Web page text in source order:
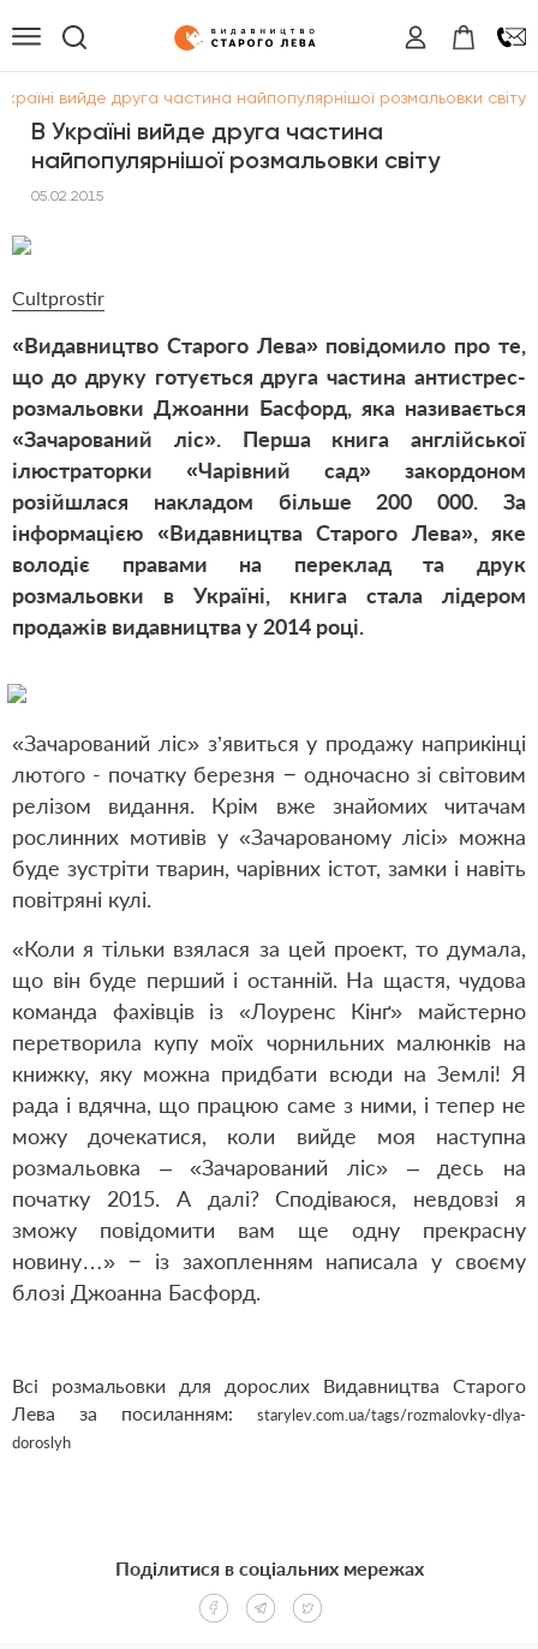
вийде друга частина найпопулярнішої розмальовки світу
В Україні вийде друга частина
найпопулярнішої розмальовки світу
05.02.2015
Cultprostir
«Видавництво Старого Лева» повідомило про те,
що до друку готується друга частина антистрес-
розмальовки Джоанни Басфорд, яка називається
«Зачарований ліс». Перша книга англійської
ілюстраторки «Чарівний сад» закордоном
розійшлася накладом більше 200 000. За
інформацією «Видавництва Старого Лева», яке
володіє правами на переклад та друк
розмальовки в Україні, книга стала лідером
продажів видавництва у 2014 році.
«Зачарований ліс» з’явиться у продажу наприкінці
лютого - початку березня − одночасно зі світовим
релізом видання. Крім вже знайомих читачам
рослинних мотивів у «Зачарованому лісі» можна
буде зустріти тварин, чарівних істот, замки і навіть
повітряні кулі.
«Коли я тільки взялася за цей проект, то думала,
що він буде перший і останній. На щастя, чудова
команда фахівців із «Лоуренс Кінґ» майстерно
перетворила купу моїх чорнильних малюнків на
книжку, яку можна придбати всюди на Землі! Я
рада і вдячна, що працюю саме з ними, і тепер не
можу дочекатися, коли вийде моя наступна
розмальовка – «Зачарований ліс» – десь на
початку 2015. А далі? Сподіваюся, невдовзі я
зможу повідомити вам ще одну прекрасну
новину…» − із захопленням написала у своєму
блозі Джоанна Басфорд.
Всі розмальовки для дорослих Видавництва Старого
Лева за посиланням: starylev.com.ua/tags/rozmalovky-dlya-
doroslyh
Поділитися в соціальних мережах